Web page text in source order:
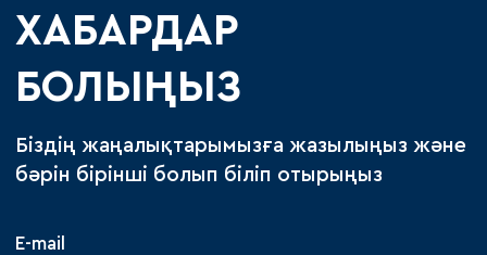
ХАБАРДАР
БОЛЫҢЫЗ
Біздің жаңалықтарымызға жазылыңыз және
бәрін бірінші болып біліп отырыңыз
E-mail